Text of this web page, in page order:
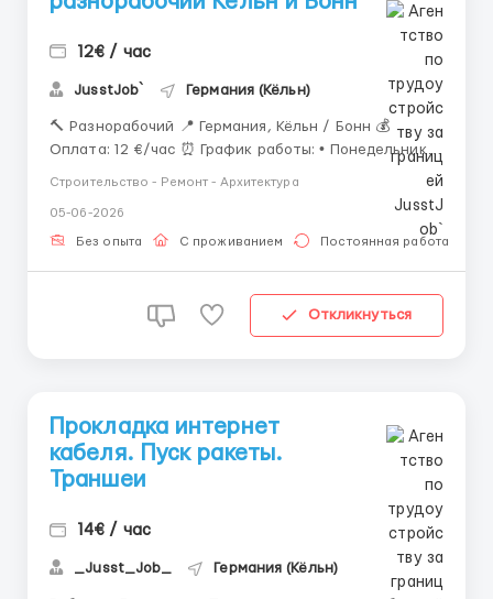
12€ / час
JusstJob` Германия (Кёльн)
🔨 Разнорабочий 📍 Германия, Кёльн / Бонн 💰
Оплата: 12 €/час ⏰ График работы: • Понедельник –
Строительство - Ремонт - Архитектура
05-06-2026
Без опыта С проживанием Постоянная работа
Откликнуться
Прокладка интернет
кабеля. Пуск ракеты.
Траншеи
14€ / час
_Jusst_Job_ Германия (Кёльн)